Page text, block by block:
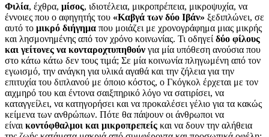
Φιλία, έχθρα, μίσος, ιδιοτέλεια, μικροπρέπεια, μικροψυχία, να
έννοιες που ο αφηγητής του «Καβγά των δύο Ιβάν» ξεδιπλώνει, σε
αυτό το μικρό διήγημα που μοιάζει με χρονογράφημα μιας μικρής
και λησμονημένης από τον χρόνο κοινωνίας. Τι οδηγεί δύο φίλους
και γείτονες να κονταροχτυπηθούν για μία υπόθεση ανούσια που
στο κάτω κάτω δεν τους τιμά; Σε μία κοινωνία πληγωμένη από τον
εγωισμό, την ανάγκη για υλικά αγαθά και την ζήλεια για την
επιτυχία του διπλανού με όποιο κόστος, ο Γκόγκολ έρχεται με τον
αιχμηρό του και έντονα σαιξπηρικό λόγο να σατιρίσει, να
καταγγείλει, να κατηγορήσει και να προκαλέσει γέλιο για τα κακώς
κείμενα των ανθρώπων. Πότε θα πάψουν οι άνθρωποι να
είναι κοντόφθαλμοι και μικροπρεπείς και να δουν την αλήθεια